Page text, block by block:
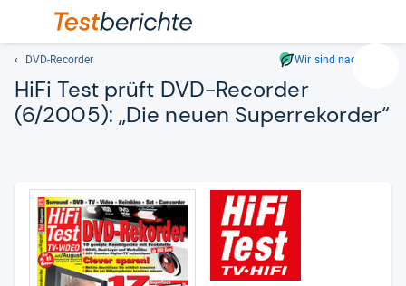
Sie
DVD-Recorder Wir sind nachhaltig
HiFi Test prüft DVD-​Recor­der
(6/2005): „Die neuen Super­re­korder“